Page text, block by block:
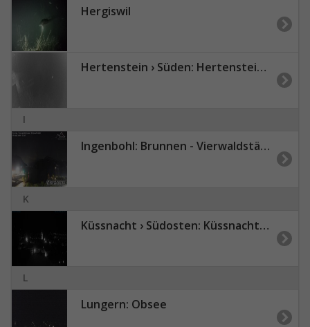
Hergiswil
Hertenstein › Süden: Hertensteinstrasse 156 - Vierwaldstättersee
I
Ingenbohl: Brunnen - Vierwaldstättersee - Blick nach Süden
K
Küssnacht › Südosten: Küssnacht am Rigi - Vierwaldstättersee
L
Lungern: Obsee